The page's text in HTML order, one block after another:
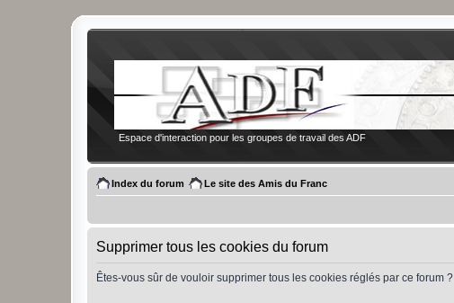
Espace d'interaction pour les groupes de travail des ADF
Index du forum Le site des Amis du Franc
Supprimer tous les cookies du forum
Êtes-vous sûr de vouloir supprimer tous les cookies réglés par ce forum ?